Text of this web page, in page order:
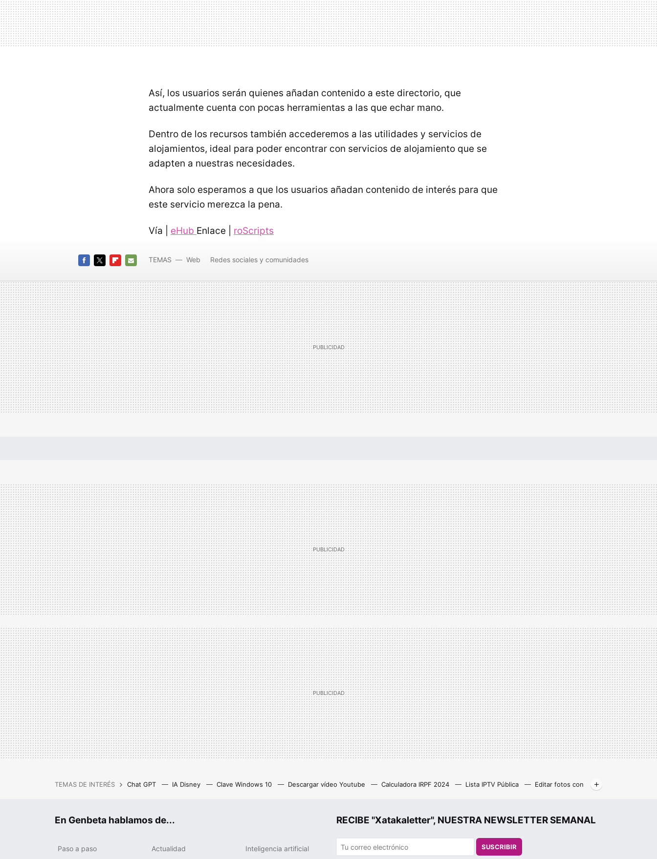
Así, los usuarios serán quienes añadan contenido a este directorio, que
actualmente cuenta con pocas herramientas a las que echar mano.
Dentro de los recursos también accederemos a las utilidades y servicios de
alojamientos, ideal para poder encontrar con servicios de alojamiento que se
adapten a nuestras necesidades.
Ahora solo esperamos a que los usuarios añadan contenido de interés para que
este servicio merezca la pena.
Vía | eHub Enlace | roScripts
MAIL
TEMAS Web Redes sociales y comunidades
TEMAS DE INTERÉS Chat GPT IA Disney Clave Windows 10 Descargar vídeo Youtube Calculadora IRPF 2024 Lista IPTV Pública
Editar fotos con
RECIBE "Xatakaletter", NUESTRA NEWSLETTER SEMANAL
SUSCRIBIR
En Genbeta hablamos de...
Paso a paso Actualidad Inteligencia artificial